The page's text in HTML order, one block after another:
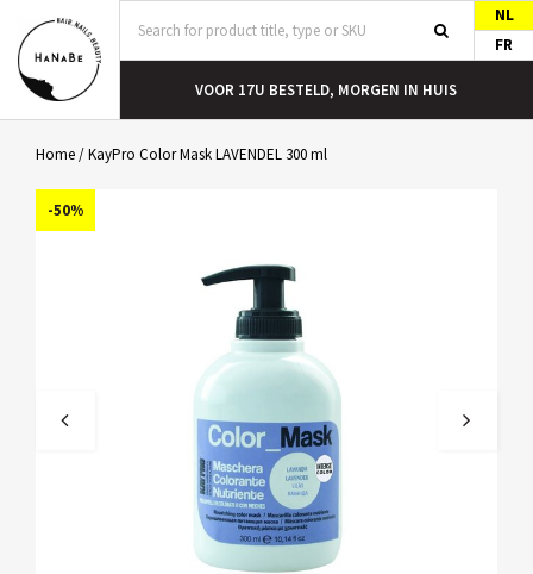
NL
FR
VOOR 17U BESTELD, MORGEN IN HUIS
Home/KayPro Color Mask LAVENDEL 300 ml
-50%